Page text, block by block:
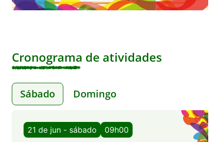
Cronograma de atividades
Sábado Domingo
21 de jun - sábado 09h00